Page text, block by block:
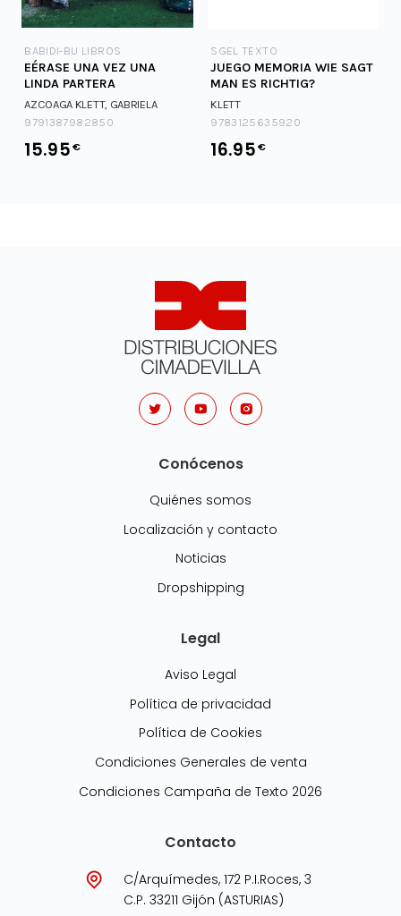
BABIDI-BU LIBROS
EÉRASE UNA VEZ UNA
LINDA PARTERA
AZCOAGA KLETT, GABRIELA
9791387982850
15.95€
SGEL TEXTO
JUEGO MEMORIA WIE SAGT
MAN ES RICHTIG?
KLETT
9783125635920
16.95€
Conócenos
Quiénes somos
Localización y contacto
Noticias
Dropshipping
Legal
Aviso Legal
Política de privacidad
Política de Cookies
Condiciones Generales de venta
Condiciones Campaña de Texto 2026
Contacto
C/Arquímedes, 172 P.I.Roces, 3
C.P. 33211 Gijón (ASTURIAS)